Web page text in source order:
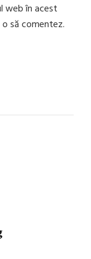
web în acest
să comentez.